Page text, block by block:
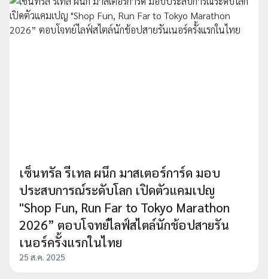
เซ็นทรัล รีเทล ผนึก มาสเตอร์การ์ด มอบ
ประสบการณ์ระดับโลก เปิดตัวแคมเปญ
"Shop Fun, Run Far to Tokyo Marathon
2026” ตอบโจทย์ไลฟ์สไตล์นักช้อปสายรัน
เนอร์ครั้งแรกในไทย
25 ส.ค. 2025